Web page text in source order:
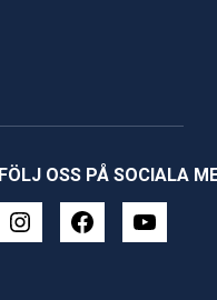
FÖLJ OSS PÅ SOCIALA